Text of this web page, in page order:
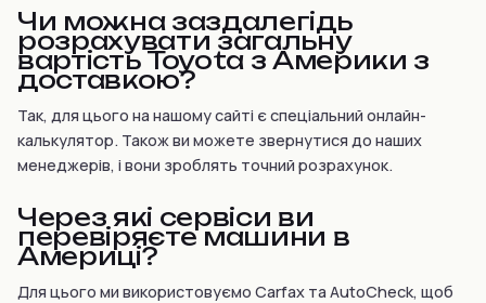
Чи можна заздалегідь
розрахувати загальну
вартість Toyota з Америки з
доставкою?
Так, для цього на нашому сайті є спеціальний онлайн-
калькулятор. Також ви можете звернутися до наших
менеджерів, і вони зроблять точний розрахунок.
Через які сервіси ви
перевіряєте машини в
Америці?
Для цього ми використовуємо Carfax та AutoCheck, щоб